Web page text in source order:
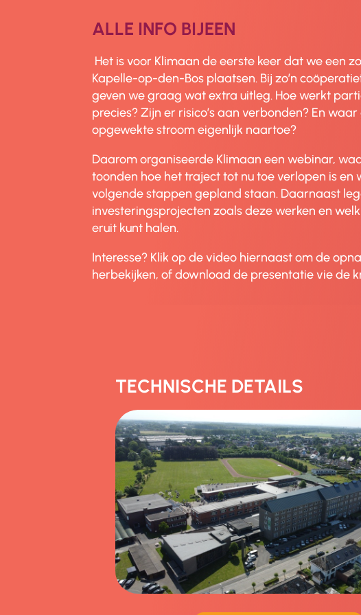
ALLE INFO BIJEEN
Het is voor Klimaan de eerste keer dat we een
Kapelle-op-den-Bos plaatsen. Bij zo’n
geven we graag wat extra uitleg. Hoe werkt
precies? Zijn er risico’s aan verbonden? En
opgewekte stroom eigenlijk naartoe?
Daarom organiseerde Klimaan een webinar,
toonden hoe het traject tot nu toe verlopen is en
volgende stappen gepland staan. Daarnaast
investeringsprojecten zoals deze werken en
eruit kunt halen.
Interesse? Klik op de video hiernaast om de
herbekijken, of download de presentatie vie de
TECHNISCHE DETAILS